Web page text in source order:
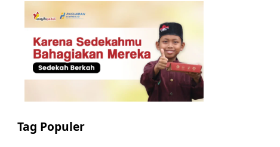
Tag Populer